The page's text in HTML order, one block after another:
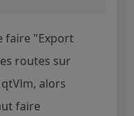
faire "Export
routes sur
alors
faire